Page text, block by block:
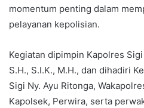
momentum penting dalam
pelayanan kepolisian.
Kegiatan dipimpin Kapolres
S.H., S.I.K., M.H., dan dihadiri
Sigi Ny. Ayu Ritonga,
Kapolsek, Perwira, serta